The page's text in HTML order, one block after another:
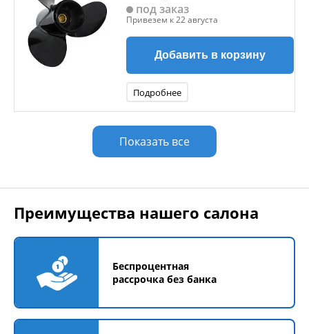
под заказ
Привезем к 22 августа
Добавить в корзину
Подробнее
Показать все
Преимущества нашего салона
Беспроцентная
рассрочка без банка